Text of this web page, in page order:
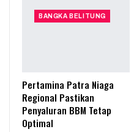
BANGKA BELITUNG
Pertamina Patra Niaga
Regional Pastikan
Penyaluran BBM Tetap
Optimal